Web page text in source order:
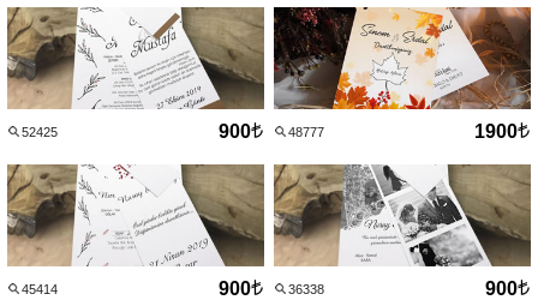
52425 900 48777 1900
45414 900 36338 900